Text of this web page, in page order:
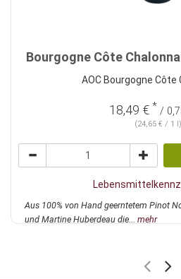
Bourgogne Côte
AOC Bourgogne Côte
18,49 € * /
(24,65 € / 1 l)
Aus 100% von Hand geerntetem Pinot
und Martine Huberdeau die... mehr